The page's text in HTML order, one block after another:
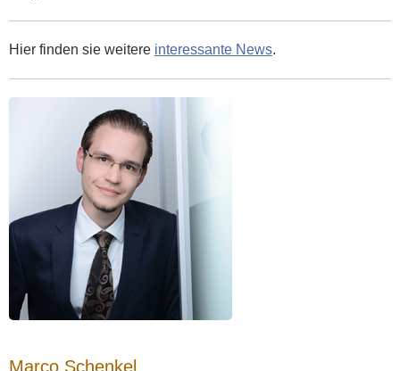
Hier finden sie weitere interessante News.
Marco Schenkel